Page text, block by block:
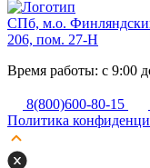
СПб, м.о.
206, пом. 27-Н
Время работы: с 9:00
8(800)600-80-15
Политика